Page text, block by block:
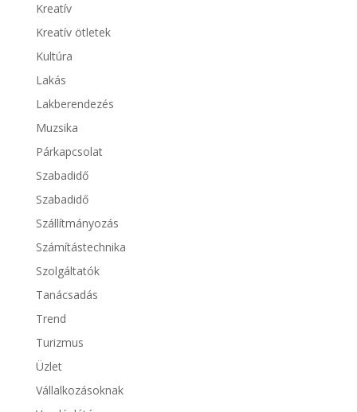
Kreatív
Kreatív ötletek
Kultúra
Lakás
Lakberendezés
Muzsika
Párkapcsolat
Szabadidő
Szabadidő
Szállítmányozás
Számítástechnika
Szolgáltatók
Tanácsadás
Trend
Turizmus
Üzlet
Vállalkozásoknak